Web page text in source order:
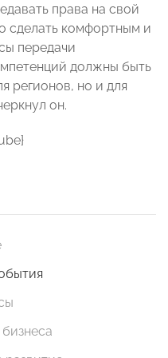
права на свой
сделать комфортным и
передачи
должны быть
регионов, но и для
он.